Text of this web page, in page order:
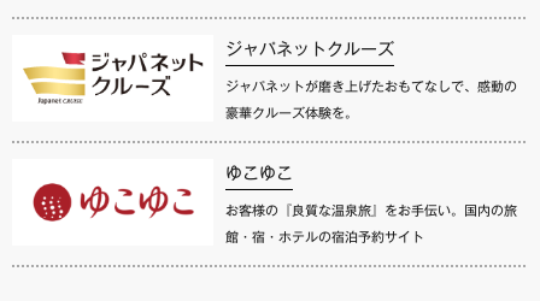
ジャパネットクルーズ
ジャパネットが磨き上げたおもてなしで、感動の
豪華クルーズ体験を。
ゆこゆこ
お客様の『良質な温泉旅』をお手伝い。国内の旅
館・宿・ホテルの宿泊予約サイト